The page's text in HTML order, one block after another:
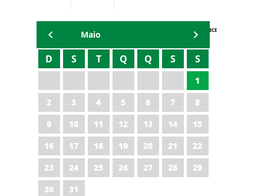
AGENDA IPECE
Maio
D S T Q Q S S
1
2
3 4 5 6 7
8
9
10 11 12 13 14
15
16
17 18 19 20 21
22
23
24 25 26 27 28
29
30
31